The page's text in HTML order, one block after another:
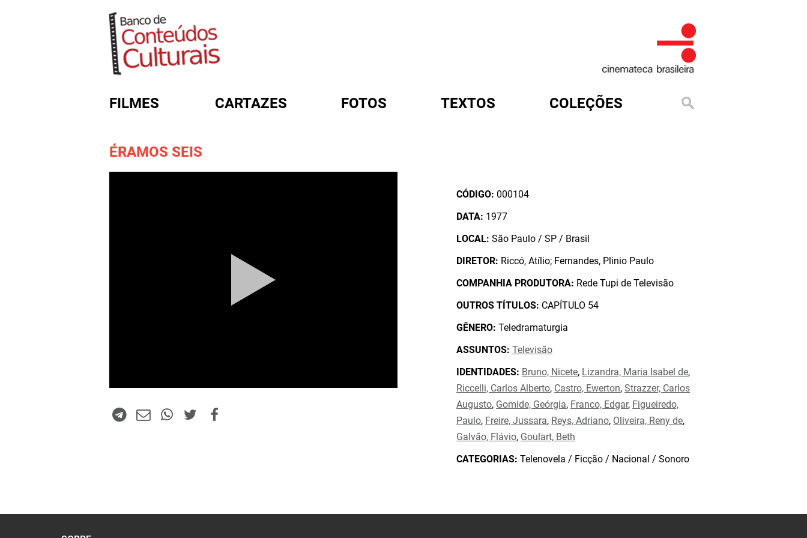
FILMES CARTAZES FOTOS TEXTOS COLEÇÕES
ÉRAMOS SEIS
CÓDIGO: 000104
DATA: 1977
LOCAL: São Paulo / SP / Brasil
DIRETOR: Riccó, Atílio; Fernandes, Plinio Paulo
COMPANHIA PRODUTORA: Rede Tupi de Televisão
OUTROS TÍTULOS: CAPÍTULO 54
GÊNERO: Teledramaturgia
ASSUNTOS: Televisão
IDENTIDADES: Bruno, Nicete, Lizandra, Maria Isabel de,
Riccelli, Carlos Alberto, Castro, Ewerton,Strazzer, Carlos
Augusto, Gomide, Geórgia, Franco, Edgar, Figueiredo,
Paulo, Freire, Jussara, Reys, Adriano, Oliveira, Reny de,
Galvão, Flávio, Goulart, Beth
CATEGORIAS: Telenovela / Ficção / Nacional / Sonoro